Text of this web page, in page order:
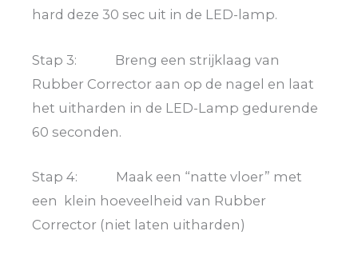
hard deze 30 sec uit in de LED-lamp.
Stap 3:
Breng een strijklaag van
Rubber Corrector aan op de nagel en laat
het uitharden in de LED-Lamp gedurende
60 seconden.
Stap 4: Maak een “natte vloer” met
een klein hoeveelheid van Rubber
Corrector (niet laten uitharden)